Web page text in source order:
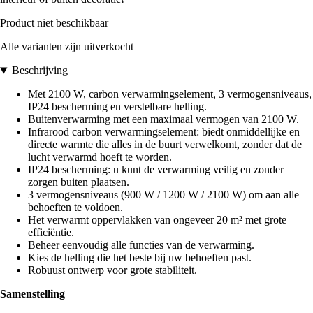
Product niet beschikbaar
Alle varianten zijn uitverkocht
Beschrijving
Met 2100 W, carbon verwarmingselement, 3 vermogensniveaus,
IP24 bescherming en verstelbare helling.
Buitenverwarming met een maximaal vermogen van 2100 W.
Infrarood carbon verwarmingselement: biedt onmiddellijke en
directe warmte die alles in de buurt verwelkomt, zonder dat de
lucht verwarmd hoeft te worden.
IP24 bescherming: u kunt de verwarming veilig en zonder
zorgen buiten plaatsen.
3 vermogensniveaus (900 W / 1200 W / 2100 W) om aan alle
behoeften te voldoen.
Het verwarmt oppervlakken van ongeveer 20 m² met grote
efficiëntie.
Beheer eenvoudig alle functies van de verwarming.
Kies de helling die het beste bij uw behoeften past.
Robuust ontwerp voor grote stabiliteit.
Samenstelling